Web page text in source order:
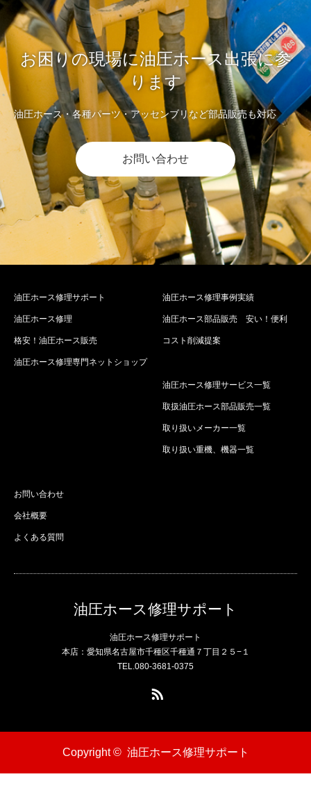
お困りの現場に油圧ホース出張に参
ります
油圧ホース・各種パーツ・アッセンブリなど部品販売も対応
お問い合わせ
油圧ホース修理サポート
油圧ホース修理
格安！油圧ホース販売
油圧ホース修理専門ネットショップ
油圧ホース修理事例実績
油圧ホース部品販売 安い！便利
コスト削減提案
油圧ホース修理サービス一覧
取扱油圧ホース部品販売一覧
取り扱いメーカー一覧
取り扱い重機、機器一覧
お問い合わせ
会社概要
よくある質問
油圧ホース修理サポート
油圧ホース修理サポート
本店：愛知県名古屋市千種区千種通７丁目２５−１
TEL.080-3681-0375
Copyright © 油圧ホース修理サポート